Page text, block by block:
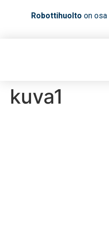
Robottihuolto on osa
kuva1